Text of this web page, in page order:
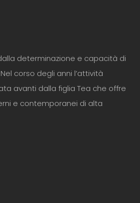
determinazione e capacità di
corso degli anni l’attività
avanti dalla figlia Tea che offre
e contemporanei di alta